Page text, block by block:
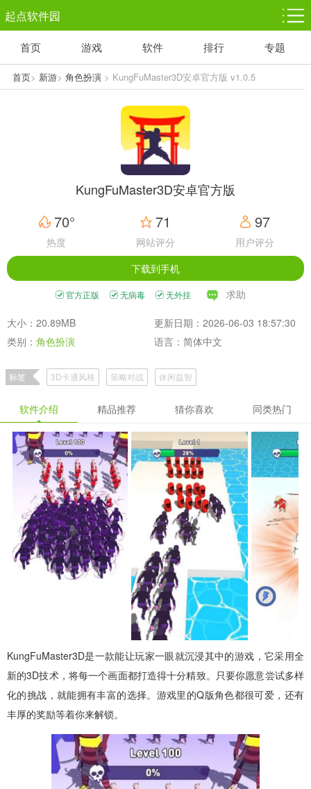
起点软件园
塔防游戏
1千+款游戏
休闲益智
1万+款游戏
体育竞技
5百+款游戏
赛车竞速
3百+款游戏
首页 游戏 软件 排行 专题
首页> 新游> 角色扮演> KungFuMaster3D安卓官方版 v1.0.5
KungFuMaster3D安卓官方版
70°
热度
71
网站评分
97
用户评分
下载到手机
官方正版 无病毒 无外挂 求助
大小：20.89MB
更新日期：2026-06-03 18:57:30
类别： 角色扮演 语言：简体中文
标签 3D卡通风格 策略对战 休闲益智
软件介绍 精品推荐 猜你喜欢 同类热门
KungFuMaster3D是一款能让玩家一眼就沉浸其中的游戏，它采用全
新的3D技术，将每一个画面都打造得十分精致。只要你愿意尝试多样
化的挑战，就能拥有丰富的选择。游戏里的Q版角色都很可爱，还有
丰厚的奖励等着你来解锁。